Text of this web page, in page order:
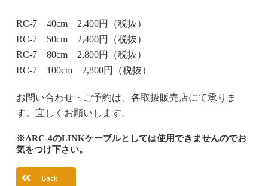
RC-7 40cm 2,400円（税抜）
RC-7 50cm 2,400円（税抜）
RC-7 80cm 2,800円（税抜）
RC-7 100cm 2,800円（税抜）
お問い合わせ・ご予約は、各取扱販売店にて承りま
す。宜しくお願いします。
※ARC-4のLINKケーブルとしては使用できませんのでお
気をつけ下さい。
Back